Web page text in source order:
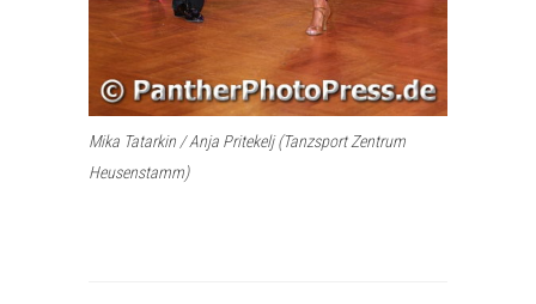
Mika Tatarkin / Anja Pritekelj (Tanzsport Zentrum
Heusenstamm)